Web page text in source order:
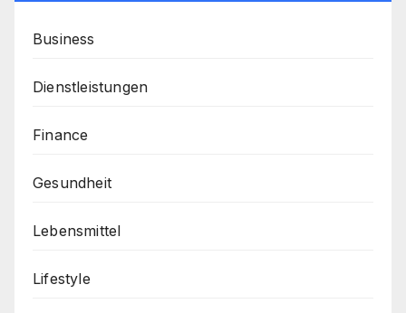
Business
Dienstleistungen
Finance
Gesundheit
Lebensmittel
Lifestyle